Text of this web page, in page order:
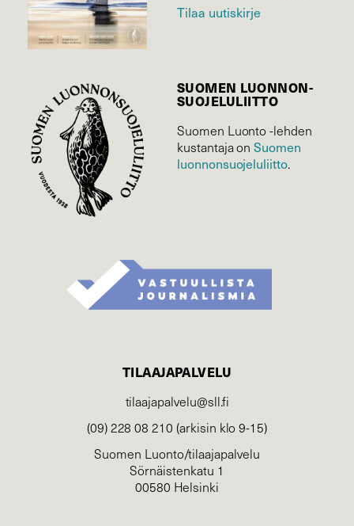
Tilaa uutiskirje
SUOMEN LUONNON­
SUOJELU­LIITTO
Suomen Luonto -lehden
kustantaja onSuomen
luonnonsuojelu­liitto.
TILAAJAPALVELU
tilaajapalvelu@sll.fi
(09) 228 08 210 (arkisin klo 9-15)
Suomen Luonto/tilaajapalvelu
Sörnäistenkatu 1
00580 Helsinki